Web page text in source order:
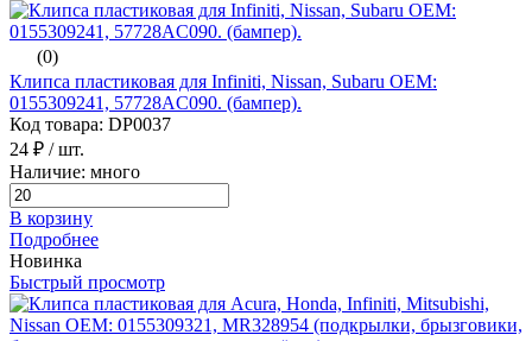
(0)
Клипса пластиковая для Infiniti, Nissan, Subaru ОЕМ:
0155309241, 57728AC090. (бампер).
Код товара: DP0037
24 ₽ / шт.
Наличие: много
В корзину
Подробнее
Новинка
Быстрый просмотр